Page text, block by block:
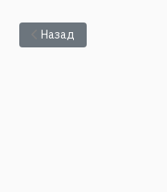
Предыдущий: Защита
Назад